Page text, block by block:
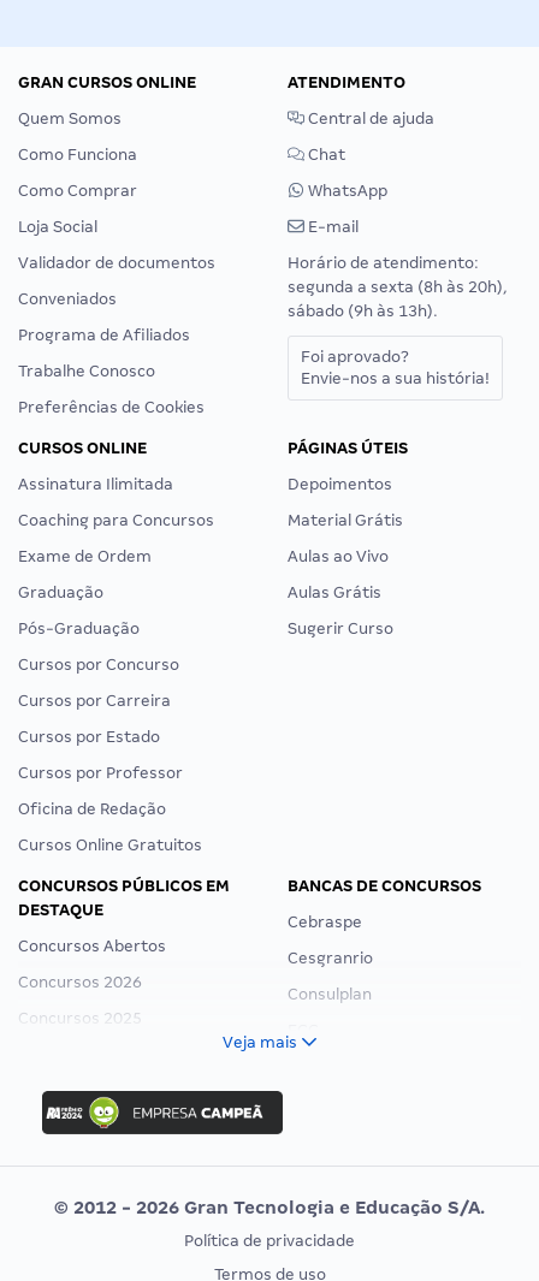
GRAN CURSOS ONLINE
Quem Somos
Como Funciona
Como Comprar
Loja Social
Validador de documentos
Conveniados
Programa de Afiliados
Trabalhe Conosco
Preferências de Cookies
ATENDIMENTO
Central de ajuda
Chat
WhatsApp
E-mail
Horário de atendimento:
segunda a sexta (8h às 20h),
sábado (9h às 13h).
Foi aprovado?
Envie-nos a sua história!
CURSOS ONLINE
Assinatura Ilimitada
Coaching para Concursos
Exame de Ordem
Graduação
Pós-Graduação
Cursos por Concurso
Cursos por Carreira
Cursos por Estado
Cursos por Professor
Oficina de Redação
Cursos Online Gratuitos
PÁGINAS ÚTEIS
Depoimentos
Material Grátis
Aulas ao Vivo
Aulas Grátis
Sugerir Curso
CONCURSOS PÚBLICOS EM
DESTAQUE
Concursos Abertos
Concursos 2026
Concursos 2025
Concurso Ibama
Concurso MPU
Editais publicados
BANCAS DE CONCURSOS
Cebraspe
Cesgranrio
Consulplan
Vunesp
CONCURSOS POR PROFISSÃO
EXAME DE ORDEM
Veja mais
© 2012 - 2026 Gran Tecnologia e Educação S/A.
Política de privacidade
Termos de uso